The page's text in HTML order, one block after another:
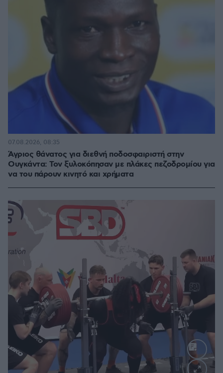
Άγριος θάνατος για διεθνή ποδοσφαιριστή στην
Ουγκάντα: Τον ξυλοκόπησαν με πλάκες πεζοδρομίου για
να του πάρουν κινητό και χρήματα
07.08.2026, 08:35